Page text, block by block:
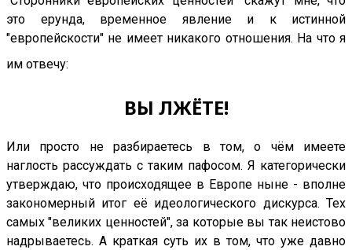
это ерунда, временное явление и к истинной
"европейскости" не имеет никакого отношения. На что я
им отвечу:
ВЫ ЛЖЁТЕ!
Или просто не разбираетесь в том, о чём имеете
наглость рассуждать с таким пафосом. Я категорически
утверждаю, что происходящее в Европе ныне - вполне
закономерный итог её идеологического дискурса. Тех
самых "великих ценностей", за которые вы так неистово
надрываетесь. А краткая суть их в том, что уже давно